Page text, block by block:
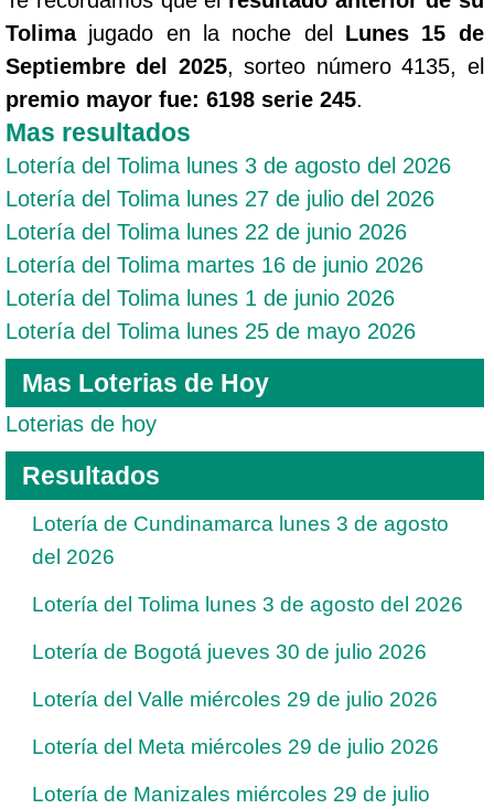
Tolimajugado en la noche del Lunes 15 de
Septiembre del 2025, sorteo número 4135, el
premio mayor fue: 6198 serie 245.
Mas resultados
Lotería del Tolima lunes 3 de agosto del 2026
Lotería del Tolima lunes 27 de julio del 2026
Lotería del Tolima lunes 22 de junio 2026
Lotería del Tolima martes 16 de junio 2026
Lotería del Tolima lunes 1 de junio 2026
Lotería del Tolima lunes 25 de mayo 2026
Mas Loterias de Hoy
Loterias de hoy
Resultados
Lotería de Cundinamarca lunes 3 de agosto
del 2026
Lotería del Tolima lunes 3 de agosto del 2026
Lotería de Bogotá jueves 30 de julio 2026
Lotería del Valle miércoles 29 de julio 2026
Lotería del Meta miércoles 29 de julio 2026
Lotería de Manizales miércoles 29 de julio